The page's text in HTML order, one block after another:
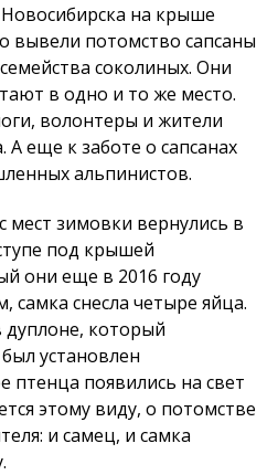
на крыше
вывели потомство сапсаны
соколиных. Они
в одно и то же место.
волонтеры и жители
еще к заботе о сапсанах
альпинистов.
мест зимовки вернулись в
под крышей
они еще в 2016 году
самка снесла четыре яйца.
дуплоне, который
установлен
птенца появились на свет
этому виду, о потомстве
и самец, и самка